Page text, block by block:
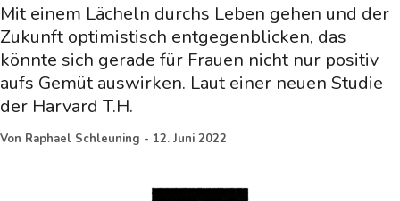
Mit einem Lächeln durchs Leben gehen und der
Zukunft optimistisch entgegenblicken, das
könnte sich gerade für Frauen nicht nur positiv
aufs Gemüt auswirken. Laut einer neuen Studie
der Harvard T.H.
Von Raphael Schleuning - 12. Juni 2022